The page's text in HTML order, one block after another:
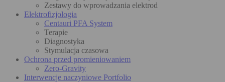
Zestawy do wprowadzania elektrod
Elektrofizjologia
Centauri PFA System
Terapie
Diagnostyka
Stymulacja czasowa
Ochrona przed promieniowaniem
Zero-Gravity
Interwencje naczyniowe Portfolio